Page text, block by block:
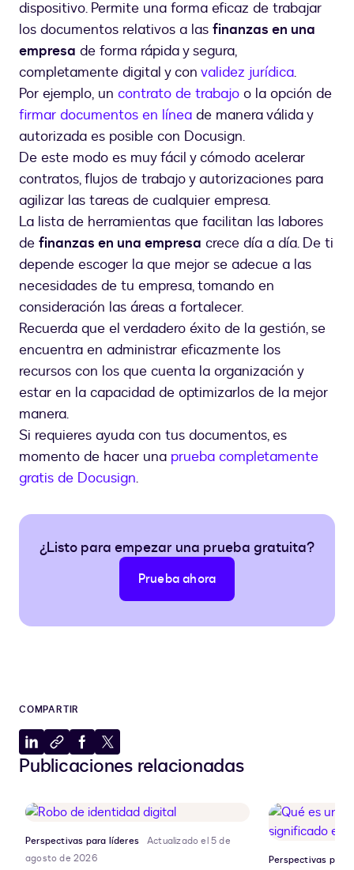
dispositivo. Permite una forma eficaz de trabajar
los documentos relativos a las finanzas en una
empresa de forma rápida y segura,
completamente digital y con validez jurídica.
Por ejemplo, un contrato de trabajo o la opción de
firmar documentos en línea de manera válida y
autorizada es posible con Docusign.
De este modo es muy fácil y cómodo acelerar
contratos, flujos de trabajo y autorizaciones para
agilizar las tareas de cualquier empresa.
La lista de herramientas que facilitan las labores
de finanzas en una empresa crece día a día. De ti
depende escoger la que mejor se adecue a las
necesidades de tu empresa, tomando en
consideración las áreas a fortalecer.
Recuerda que el verdadero éxito de la gestión, se
encuentra en administrar eficazmente los
recursos con los que cuenta la organización y
estar en la capacidad de optimizarlos de la mejor
manera.
Si requieres ayuda con tus documentos, es
momento de hacer una prueba completamente
gratis de Docusign.
¿Listo para empezar una prueba gratuita?
Prueba ahora
COMPARTIR
Compartir
en
Copiar
al
Compartir
en
Compartir
en
Publicaciones relacionadas
Perspectivas para líderes
Actualizado el 5 de
agosto de 2026
Perspectivas para